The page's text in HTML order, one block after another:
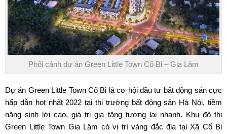
Phối cảnh dự án Green Little Town Cổ Bi – Gia Lâm
Dự án Green Little Town Cổ Bi là cơ hội đầu tư bất động sản cực
hấp dẫn hot nhất 2022 tại thị trường bất động sản Hà Nội, tiềm
năng sinh lời cao, giá trị gia tăng tương lại nhanh. Khu đô thị
Green Little Town Gia Lâm có vị trí vàng đắc địa tại Xã Cổ Bi